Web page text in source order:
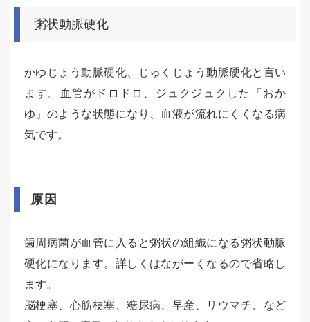
粥状動脈硬化
かゆじょう動脈硬化、じゅくじょう動脈硬化と言い
ます。血管がドロドロ、ジュクジュクした「おか
ゆ」のような状態になり、血液が流れにくくなる病
気です。
原因
歯周病菌が血管に入ると粥状の組織になる粥状動脈
硬化になります。詳しくはながーくなるので省略し
ます。
脳梗塞、心筋梗塞、糖尿病、早産、リウマチ、など